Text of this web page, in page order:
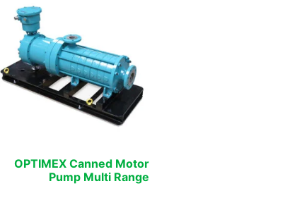
OPTIMEX Canned Motor
Pump Multi Range